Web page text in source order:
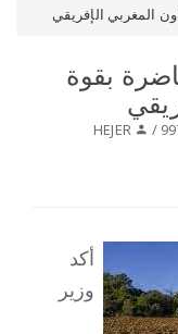
اختر بلدا/بلدان
المغربي الإفريقي
بقوة
HEJER
أكد
وزير